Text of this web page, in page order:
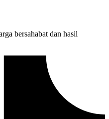
bersahabat dan hasil